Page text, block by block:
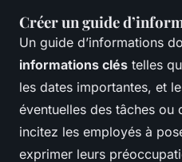
Créer un guide
Un guide d’informations
informations clés telles
les dates importantes, et
éventuelles des tâches ou
incitez les employés à
exprimer leurs